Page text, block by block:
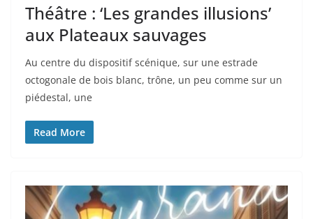
Théâtre : ‘Les grandes illusions’
aux Plateaux sauvages
Au centre du dispositif scénique, sur une estrade
octogonale de bois blanc, trône, un peu comme sur un
piédestal, une
Read More